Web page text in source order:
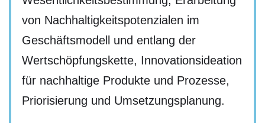
von Nachhaltigkeitspotenzialen im
Geschäftsmodell und entlang der
Wertschöpfungskette, Innovationsideation
für nachhaltige Produkte und Prozesse,
Priorisierung und Umsetzungsplanung.